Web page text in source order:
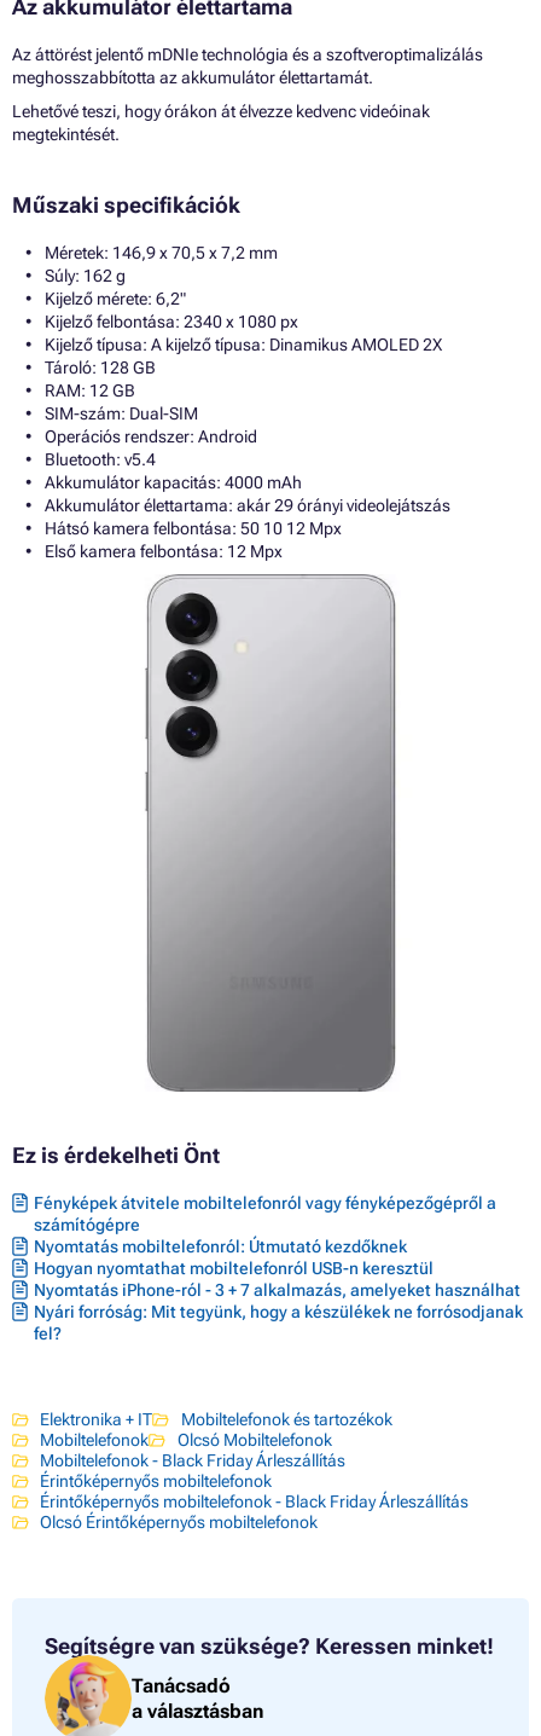
Az akkumulátor élettartama
Az áttörést jelentő mDNIe technológia és a szoftveroptimalizálás
meghosszabbította az akkumulátor élettartamát.
Lehetővé teszi, hogy órákon át élvezze kedvenc videóinak
megtekintését.
Műszaki specifikációk
Méretek: 146,9 x 70,5 x 7,2 mm
Súly: 162 g
Kijelző mérete: 6,2"
Kijelző felbontása: 2340 x 1080 px
Kijelző típusa: A kijelző típusa: Dinamikus AMOLED 2X
Tároló: 128 GB
RAM: 12 GB
SIM-szám: Dual-SIM
Operációs rendszer: Android
Bluetooth: v5.4
Akkumulátor kapacitás: 4000 mAh
Akkumulátor élettartama: akár 29 órányi videolejátszás
Hátsó kamera felbontása: 50 10 12 Mpx
Első kamera felbontása: 12 Mpx
Ez is érdekelheti Önt
Fényképek átvitele mobiltelefonról vagy fényképezőgépről a
számítógépre
Nyomtatás mobiltelefonról: Útmutató kezdőknek
Hogyan nyomtathat mobiltelefonról USB-n keresztül
Nyomtatás iPhone-ról - 3 + 7 alkalmazás, amelyeket használhat
Nyári forróság: Mit tegyünk, hogy a készülékek ne forrósodjanak
fel?
Elektronika + IT
Mobiltelefonok és tartozékok
Mobiltelefonok
Olcsó Mobiltelefonok
Mobiltelefonok - Black Friday Árleszállítás
Érintőképernyős mobiltelefonok
Érintőképernyős mobiltelefonok - Black Friday Árleszállítás
Olcsó Érintőképernyős mobiltelefonok
Segítségre van szüksége? Keressen minket!
Tanácsadó
a választásban